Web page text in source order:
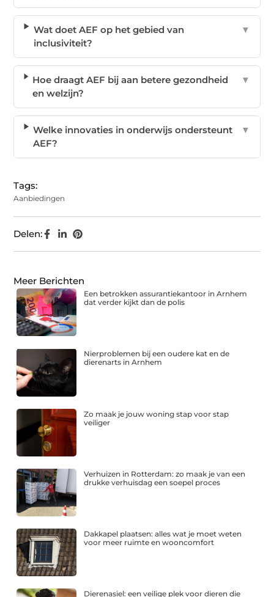
Wat doet AEF op het gebied van
inclusiviteit?
▼
Hoe draagt AEF bij aan betere gezondheid
en welzijn?
▼
Welke innovaties in onderwijs ondersteunt
AEF?
▼
Tags:
Aanbiedingen
Delen:
Meer Berichten
Een betrokken assurantiekantoor in Arnhem
dat verder kijkt dan de polis
Nierproblemen bij een oudere kat en de
dierenarts in Arnhem
Zo maak je jouw woning stap voor stap
veiliger
Verhuizen in Rotterdam: zo maak je van een
drukke verhuisdag een soepel proces
Dakkapel plaatsen: alles wat je moet weten
voor meer ruimte en wooncomfort
Dierenasiel: een veilige plek voor dieren die